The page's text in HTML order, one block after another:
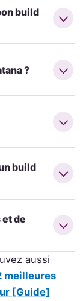
build
?
build
de
aussi
meilleures
[Guide]